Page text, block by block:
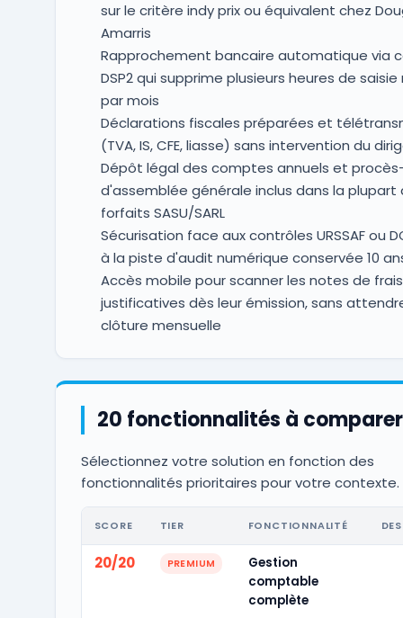
sur le critère indy prix ou équivalent chez
Amarris
Rapprochement bancaire automatique via
DSP2 qui supprime plusieurs heures de
par mois
Déclarations fiscales préparées et
(TVA, IS, CFE, liasse) sans intervention du
Dépôt légal des comptes annuels et
d'assemblée générale inclus dans la plupart
forfaits SASU/SARL
Sécurisation face aux contrôles URSSAF ou
à la piste d'audit numérique conservée 10
Accès mobile pour scanner les notes de
justificatives dès leur émission, sans
clôture mensuelle
20 fonctionnalités à comparer
Sélectionnez votre solution en fonction des
fonctionnalités prioritaires pour votre contexte.
SCORE TIER FONCTIONNALITÉ
20/20 PREMIUM
Gestion
comptable
complète